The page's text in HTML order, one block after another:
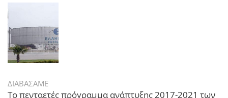
ΔΙΑΒΑΣΑΜΕ
Το πενταετές πρόγραμμα ανάπτυξης 2017-2021 των